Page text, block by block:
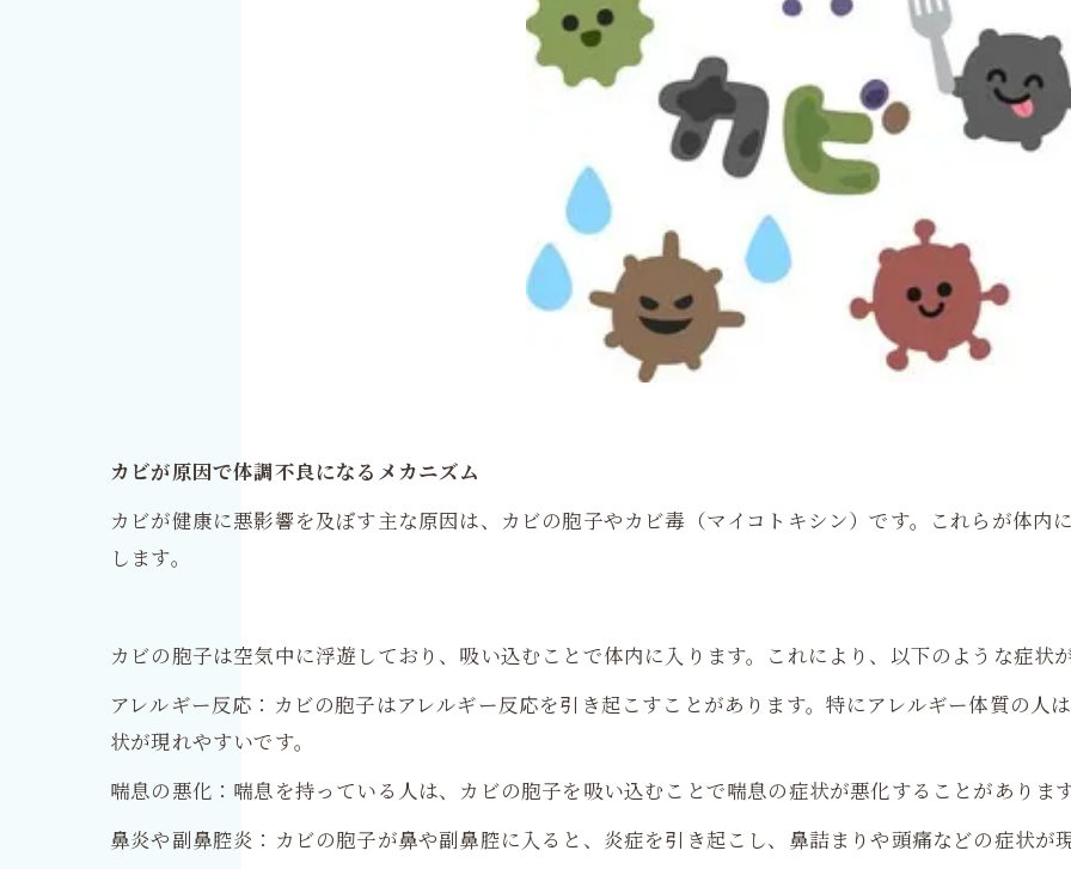
カビが原因で体調不良になるメカニズム
カビが健康に悪影響を及ぼす主な原因は、カビの胞子やカビ毒（マイコトキシン）です。これらが体内
します。
カビの胞子は空気中に浮遊しており、吸い込むことで体内に入ります。これにより、以下のような症状
アレルギー反応：カビの胞子はアレルギー反応を引き起こすことがあります。特にアレルギー体質の人
状が現れやすいです。
喘息の悪化：喘息を持っている人は、カビの胞子を吸い込むことで喘息の症状が悪化することがありま
鼻炎や副鼻腔炎：カビの胞子が鼻や副鼻腔に入ると、炎症を引き起こし、鼻詰まりや頭痛などの症状が